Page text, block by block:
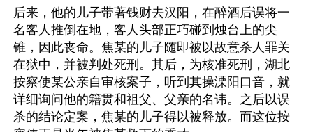
后来，他的儿子带著钱财去汉阳，在醉酒后误将一
名客人推倒在地，客人头部正巧碰到烛台上的尖
锥，因此丧命。焦某的儿子随即被以故意杀人罪关
在狱中，并被判处死刑。其后，为核准死刑，湖北
按察使某公亲自审核案子，听到其操溧阳口音，就
详细询问他的籍贯和祖父、父亲的名讳。之后以误
杀的结论定案，焦某的儿子得以被释放。而这位按